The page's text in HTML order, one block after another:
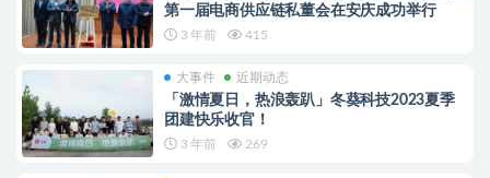
第一届电商供应链私董会在安庆成功举行
3 年前 415
大事件 近期动态
「激情夏日，热浪轰趴」冬葵科技2023夏季
团建快乐收官！
3 年前 269